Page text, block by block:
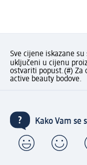
Sve cijene iskazane su
uključeni u cijenu
ostvariti popust.(#) Za
active beauty bodove.
Kako Vam se